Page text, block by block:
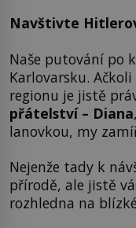
Navštivte
Naše putování po
Karlovarsku.
regionu je jistě
přátelství – Diana
lanovkou, my
Nejenže tady k
přírodě, ale jistě
rozhledna na